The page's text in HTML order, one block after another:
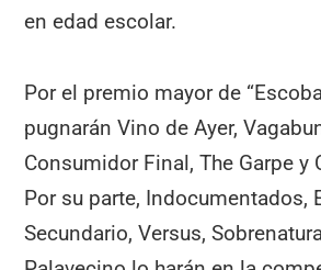
en edad escolar.
Por el premio mayor de
pugnarán Vino de Ayer,
Consumidor Final, The Garpe y
Por su parte, Indocumentados,
Secundario, Versus,